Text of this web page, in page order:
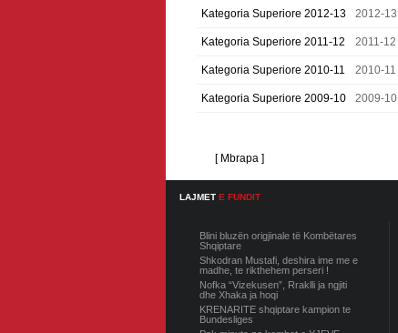
Kategoria Superiore 2012-13 2012-13
Kategoria Superiore 2011-12 2011-12
Kategoria Superiore 2010-11 2010-11
Kategoria Superiore 2009-10 2009-10
[ Mbrapa ]
LAJMET E FUNDIT
Blini bluzën origjinale të Kombëtares
Shqiptare
Shkodran Mustafi, deshira ime me e
madhe, te rikthehem perseri !
Nofka “Vizekusen”, Rraklli ja ngjiti
dhe Xhaka ja hoqi
KRENARITE shqiptare kampion te
Bundesliges